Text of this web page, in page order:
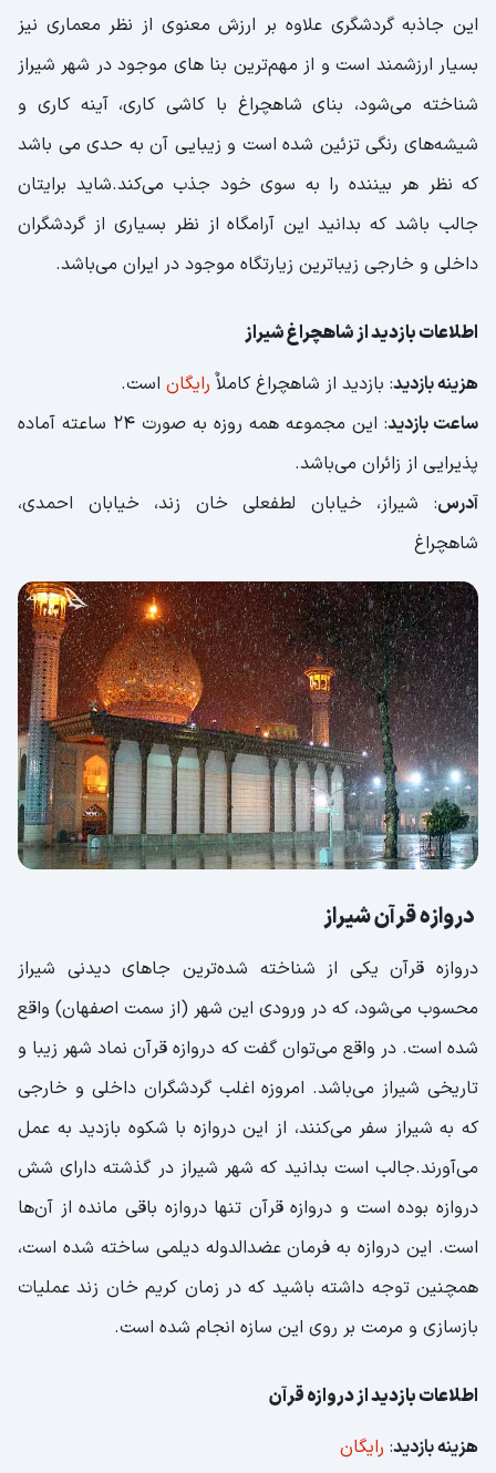
این جاذبه گردشگری علاوه بر ارزش معنوی از نظر معماری نیز
بسیار ارزشمند است و از مهم‌ترین بنا های موجود در شهر شیراز
شناخته می‌شود، بنای شاهچراغ با کاشی کاری، آینه کاری و
شیشه‌های رنگی تزئین شده است و زیبایی آن به حدی می باشد
که نظر هر بیننده را به سوی خود جذب می‌کند.شاید برایتان
جالب باشد که بدانید این آرامگاه از نظر بسیاری از گردشگران
داخلی و خارجی زیباترین زیارتگاه موجود در ایران می‌باشد.
اطلاعات بازدید از شاهچراغ شیراز
هزینه بازدید: بازدید از شاهچراغ کاملاٌ رایگان است.
ساعت بازدید
: این مجموعه همه روزه به صورت 24 ساعته آماده
پذیرایی از زائران می‌باشد.
آدرس: شیراز، خیابان لطفعلی خان زند، خیابان احمدی،
شاهچراغ
دروازه قرآن شیراز
دروازه قرآن یکی از شناخته شده‌ترین جاهای دیدنی شیراز
محسوب می‌شود، که در ورودی این شهر (از سمت اصفهان) واقع
شده است. در واقع می‌توان گفت که دروازه قرآن نماد شهر زیبا و
تاریخی شیراز می‌باشد. امروزه اغلب گردشگران داخلی و خارجی
که به شیراز سفر می‌کنند، از این دروازه با شکوه بازدید به عمل
می‌آورند.جالب است بدانید که شهر شیراز در گذشته دارای شش
دروازه بوده است و دروازه قرآن تنها دروازه باقی مانده از آن‌ها
است. این دروازه به فرمان عضدالدوله دیلمی ساخته شده است،
همچنین توجه داشته باشید که در زمان کریم خان زند عملیات
بازسازی و مرمت بر روی این سازه انجام شده است.
اطلاعات بازدید از دروازه قرآن
هزینه بازدید: رایگان